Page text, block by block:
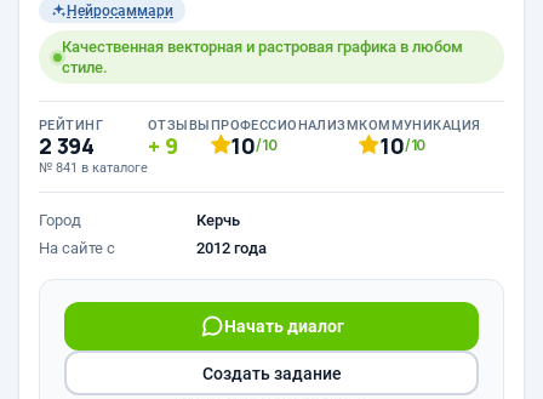
Нейросаммари
Качественная векторная и растровая графика в любом
стиле.
РЕЙТИНГ
2 394
№ 841 в каталоге
ОТЗЫВЫ
9
ПРОФЕССИОНАЛИЗМ
10/10
КОММУНИКАЦИЯ
10/10
Город
Керчь
На сайте с
2012 года
Начать диалог
Создать задание